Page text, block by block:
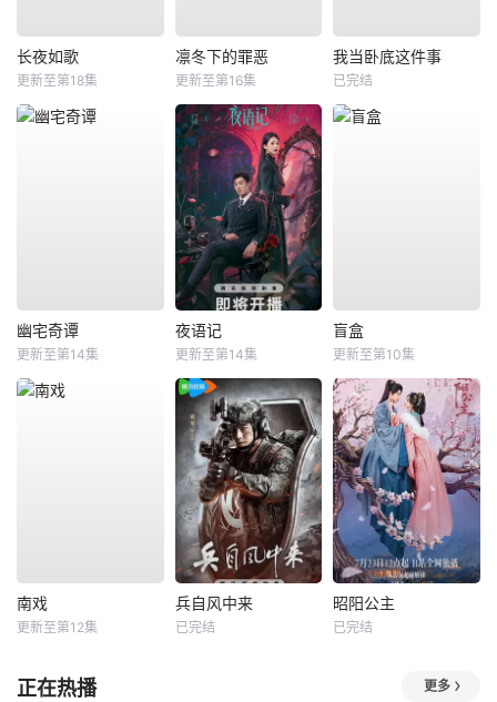
长夜如歌
更新至第18集
凛冬下的罪恶
更新至第16集
我当卧底这件事
已完结
幽宅奇谭
更新至第14集
夜语记
更新至第14集
盲盒
更新至第10集
南戏
更新至第12集
兵自风中来
已完结
昭阳公主
已完结
正在热播 更多